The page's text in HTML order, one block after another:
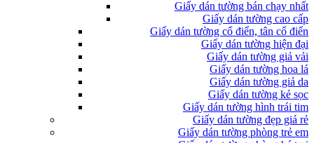
Giấy dán tường bán chạy nhất
Giấy dán tường cao cấp
Giấy dán tường cổ điển, tân cổ điển
Giấy dán tường hiện đại
Giấy dán tường giả vải
Giấy dán tường hoa lá
Giấy dán tường giả da
Giấy dán tường kẻ sọc
Giấy dán tường hình trái tim
Giấy dán tường đẹp giá rẻ
Giấy dán tường phòng trẻ em